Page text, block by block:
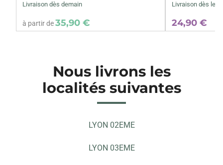
Livraison dès demain
à partir de35,90 €
Livraison dès le
24,90 €
Nous livrons les
localités suivantes
LYON 02EME
LYON 03EME